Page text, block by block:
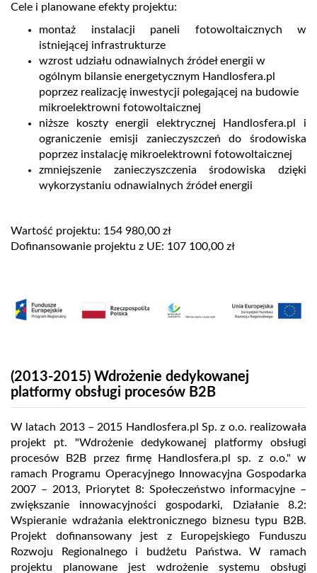
Cele i planowane efekty projektu:
montaż instalacji paneli fotowoltaicznych w
istniejącej infrastrukturze
wzrost udziału odnawialnych źródeł energii w
ogólnym bilansie energetycznym Handlosfera.pl
poprzez realizację inwestycji polegającej na budowie
mikroelektrowni fotowoltaicznej
niższe koszty energii elektrycznej Handlosfera.pl i
ograniczenie emisji zanieczyszczeń do środowiska
poprzez instalację mikroelektrowni fotowoltaicznej
zmniejszenie zanieczyszczenia środowiska dzięki
wykorzystaniu odnawialnych źródeł energii
Wartość projektu: 154 980,00 zł
Dofinansowanie projektu z UE: 107 100,00 zł
(2013-2015) Wdrożenie dedykowanej
platformy obsługi procesów B2B
W latach 2013 – 2015 Handlosfera.pl Sp. z o.o. realizowała
projekt pt. "Wdrożenie dedykowanej platformy obsługi
procesów B2B przez firmę Handlosfera.pl sp. z o.o." w
ramach Programu Operacyjnego Innowacyjna Gospodarka
2007 – 2013, Priorytet 8: Społeczeństwo informacyjne –
zwiększanie innowacyjności gospodarki, Działanie 8.2:
Wspieranie wdrażania elektronicznego biznesu typu B2B.
Projekt dofinansowany jest z Europejskiego Funduszu
Rozwoju Regionalnego i budżetu Państwa. W ramach
projektu planowane jest wdrożenie systemu obsługi